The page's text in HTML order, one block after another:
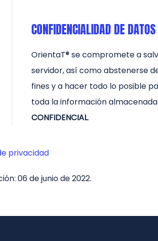
CONFIDENCIALIDAD DE DATOS
OrientaT® se compromete a
servidor, así como abstenerse
fines y a hacer todo lo posible
toda la información
CONFIDENCIAL.
privacidad
06 de junio de 2022.